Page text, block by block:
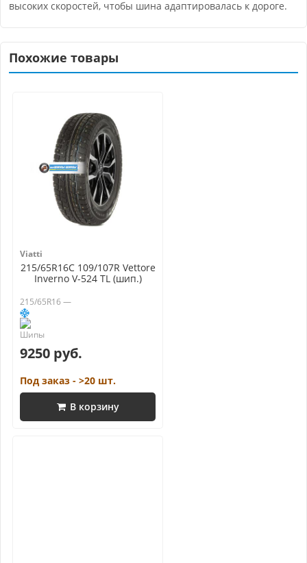
высоких скоростей, чтобы шина адаптировалась к дороге.
Похожие товары
Viatti
215/65R16C 109/107R Vettore
Inverno V-524 TL (шип.)
215/65R16 —
9250 руб.
Под заказ - >20 шт.
В корзину